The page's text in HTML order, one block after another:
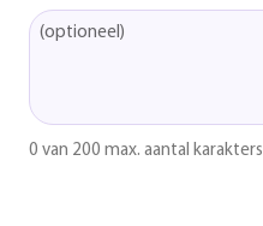
0 van 200 max. aantal karakters